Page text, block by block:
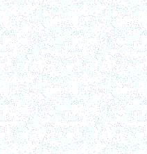
своего
приходит
193)